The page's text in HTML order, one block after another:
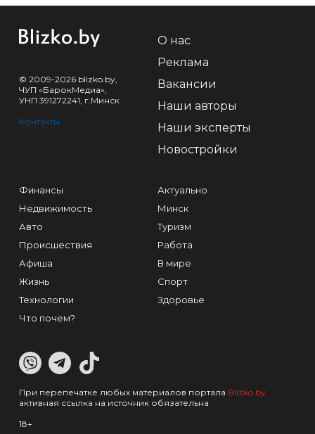
© 2009-2026 blizko.by,
ЧУП «БарокМедиа»,
УНП 391272241, г.Минск
Контакты
О нас
Реклама
Вакансии
Наши авторы
Наши эксперты
Новостройки
Финансы
Недвижимость
Авто
Происшествия
Афиша
Жизнь
Технологии
Что почем?
Актуально
Минск
Туризм
Работа
В мире
Спорт
Здоровье
При перепечатке любых материалов портала Blizko.by
активная ссылка на источник обязательна
18+